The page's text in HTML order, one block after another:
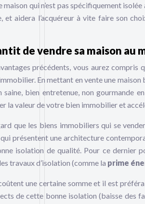
qui n’est pas spécifiquement
et aidera l’acquéreur à vite faire son
de vendre sa maison au
précédents, vous aurez compris
En mettant en vente une maison
saine, bien entretenue, non gourmande
la valeur de votre bien immobilier et
que les biens immobiliers qui se
présentent une architecture
isolation de qualité. Pour ce dernier
travaux d’isolation (comme la prime
une certaine somme et il est
de cette bonne isolation (baisse des